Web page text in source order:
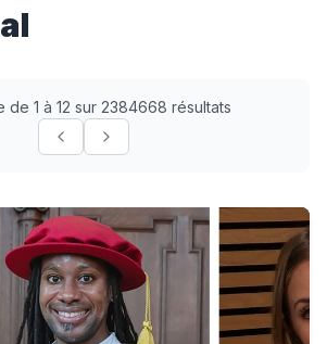
de 1 à 12 sur 2384668 résultats
Professor Arday scandal: why he